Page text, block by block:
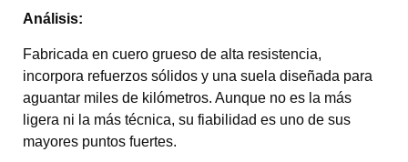
Análisis:
Fabricada en cuero grueso de alta resistencia,
incorpora refuerzos sólidos y una suela diseñada para
aguantar miles de kilómetros. Aunque no es la más
ligera ni la más técnica, su fiabilidad es uno de sus
mayores puntos fuertes.